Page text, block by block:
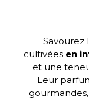
Savourez
cultivées en
et une
Leur